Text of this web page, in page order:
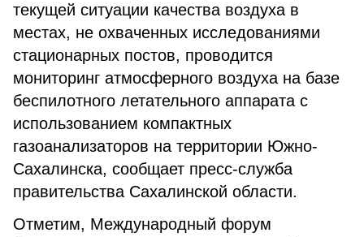
текущей ситуации качества воздуха в
местах, не охваченных исследованиями
стационарных постов, проводится
мониторинг атмосферного воздуха на базе
беспилотного летательного аппарата с
использованием компактных
газоанализаторов на территории Южно-
Сахалинска, сообщает пресс-служба
правительства Сахалинской области.
Отметим, Международный форум